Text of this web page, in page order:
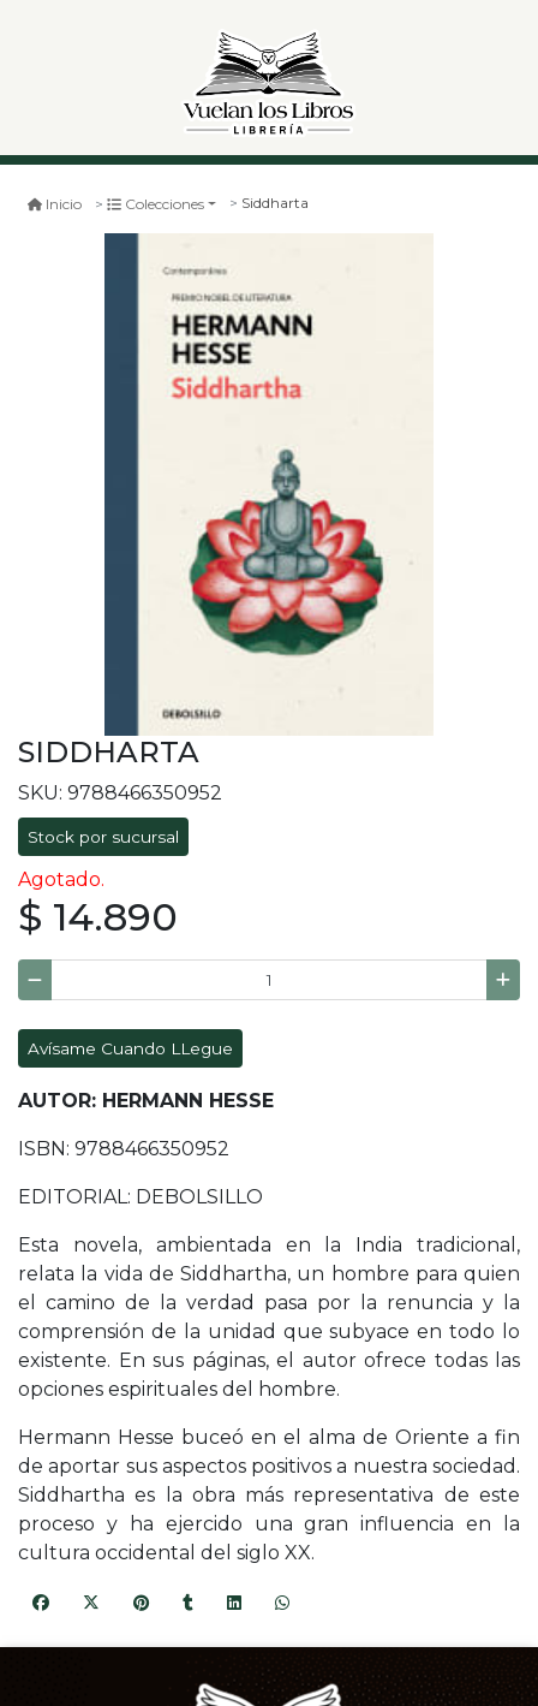
Inicio Colecciones Siddharta
SIDDHARTA
SKU: 9788466350952
Stock por sucursal
Agotado.
$ 14.890
Avísame Cuando LLegue
AUTOR: HERMANN HESSE
ISBN: 9788466350952
EDITORIAL: DEBOLSILLO
Esta novela, ambientada en la India tradicional,
relata la vida de Siddhartha, un hombre para quien
el camino de la verdad pasa por la renuncia y la
comprensión de la unidad que subyace en todo lo
existente. En sus páginas, el autor ofrece todas las
opciones espirituales del hombre.
Hermann Hesse buceó en el alma de Oriente a fin
de aportar sus aspectos positivos a nuestra sociedad.
Siddhartha es la obra más representativa de este
proceso y ha ejercido una gran influencia en la
cultura occidental del siglo XX.